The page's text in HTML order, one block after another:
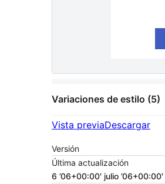
Variaciones de estilo (5)
Vista previaDescargar
Versión
Última actualización
6 ’06+00:00′ julio